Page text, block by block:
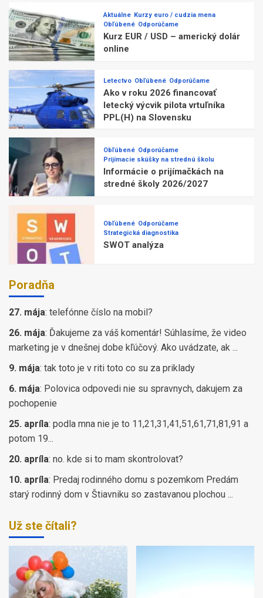
Aktuálne Kurzy euro / cudzia mena
Obľúbené Odporúčame
Kurz EUR / USD – americký dolár
online
Letectvo Obľúbené Odporúčame
Ako v roku 2026 financovať
letecký výcvik pilota vrtuľníka
PPL(H) na Slovensku
Obľúbené Odporúčame
Prijímacie skúšky na strednú školu
Informácie o prijímačkách na
stredné školy 2026/2027
Obľúbené Odporúčame
Strategická diagnostika
SWOT analýza
Poradňa
27. mája: telefónne číslo na mobil?
26. mája: Ďakujeme za váš komentár! Súhlasíme, že video
marketing je v dnešnej dobe kľúčový. Ako uvádzate, ak ...
9. mája: tak toto je v riti toto co su za priklady
6. mája: Polovica odpovedi nie su spravnych, dakujem za
pochopenie
25. apríla: podla mna nie je to 11,21,31,41,51,61,71,81,91 a
potom 19...
20. apríla: no. kde si to mam skontrolovat?
10. apríla: Predaj rodinného domu s pozemkom Predám
starý rodinný dom v Štiavniku so zastavanou plochou ...
Už ste čítali?